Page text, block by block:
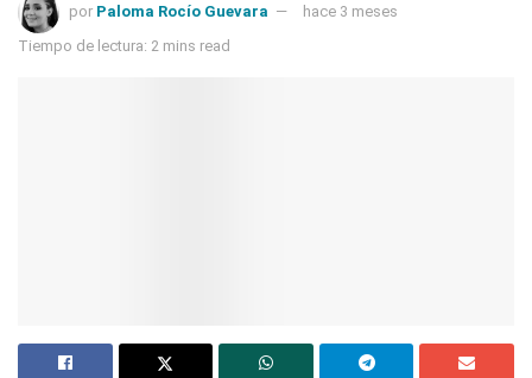
por Paloma Rocío Guevara
hace 3 meses
Tiempo de lectura: 2 mins read